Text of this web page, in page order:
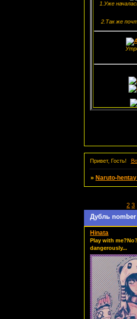
1.Уже
2.Так же
Привет, Гость!
» Naruto-
Дубль nomber
2 3
Hinata
Play with
dangerously...